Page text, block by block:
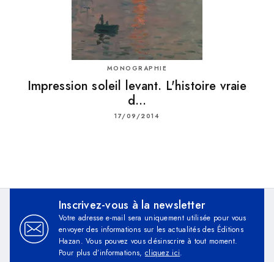
MONOGRAPHIE
Impression soleil levant. L'histoire vraie
d…
17/09/2014
Inscrivez-vous à la newsletter
Votre adresse e-mail sera uniquement utilisée pour vous
envoyer des informations sur les actualités des Éditions
Hazan. Vous pouvez vous désinscrire à tout moment.
Pour plus d’informations, cliquez ici.